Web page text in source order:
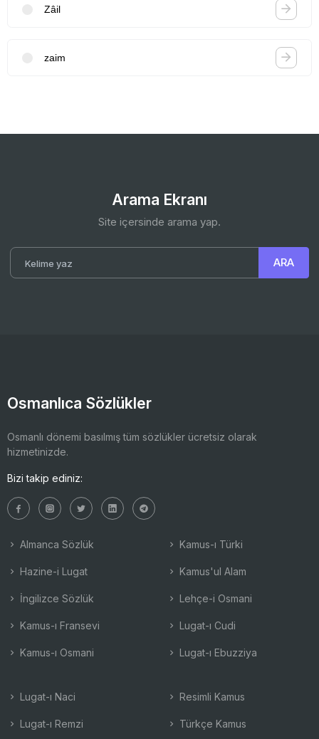
Zâil
zaim
Arama Ekranı
Site içersinde arama yap.
Osmanlıca Sözlükler
Osmanlı dönemi basılmış tüm sözlükler ücretsiz olarak
hizmetinizde.
Bizi takip ediniz:
Almanca Sözlük
Hazine-i Lugat
İngilizce Sözlük
Kamus-ı Fransevi
Kamus-ı Osmani
Kamus-ı Türki
Kamus'ul Alam
Lehçe-i Osmani
Lugat-ı Cudi
Lugat-ı Ebuzziya
Lugat-ı Naci
Lugat-ı Remzi
Resimli Kamus
Türkçe Kamus